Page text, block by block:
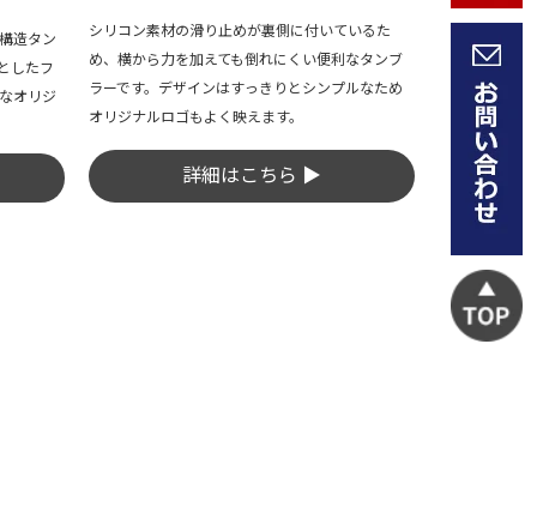
造タン
したフ
オリジ
シリコン素材の滑り止めが裏側に付いているた
め、横から力を加えても倒れにくい便利なタンブ
ラーです。デザインはすっきりとシンプルなため
オリジナルロゴもよく映えます。
詳細はこちら ▶